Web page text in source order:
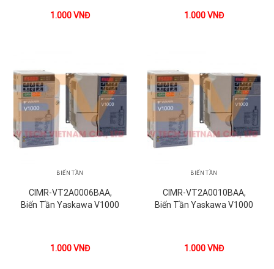
1.000VNĐ 1.000VNĐ
BIẾN TẦN
CIMR-VT2A0006BAA,
Biến Tần Yaskawa V1000
1.000VNĐ
BIẾN TẦN
CIMR-VT2A0010BAA,
Biến Tần Yaskawa V1000
1.000VNĐ